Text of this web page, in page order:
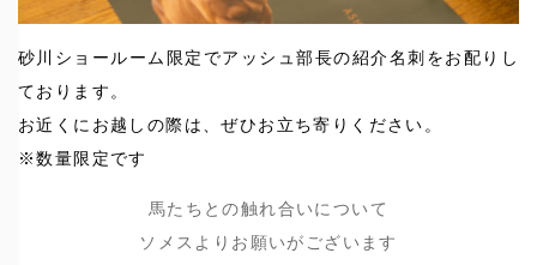
砂川ショールーム限定でアッシュ部長の紹介名刺をお配りし
ております。
お近くにお越しの際は、ぜひお立ち寄りください。
※数量限定です
馬たちとの触れ合いについて
ソメスよりお願いがございます